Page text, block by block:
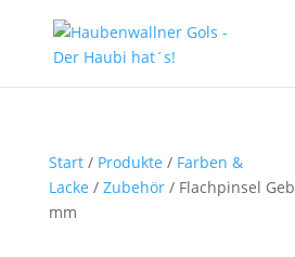
Start/ Produkte / Farben &
Lacke / Zubehör/ Flachpinsel
mm